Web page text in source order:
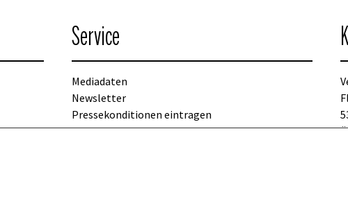
Service
Mediadaten
Newsletter
Pressekonditionen eintragen
Kontakt